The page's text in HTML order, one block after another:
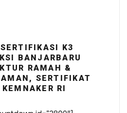
K3
BANJARBARU
RAMAH &
SERTIFIKAT
RI